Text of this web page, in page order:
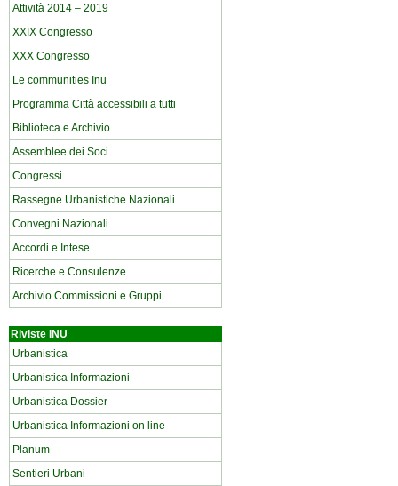
Attività 2014 – 2019
XXIX Congresso
XXX Congresso
Le communities Inu
Programma Città accessibili a tutti
Biblioteca e Archivio
Assemblee dei Soci
Congressi
Rassegne Urbanistiche Nazionali
Convegni Nazionali
Accordi e Intese
Ricerche e Consulenze
Archivio Commissioni e Gruppi
Riviste INU
Urbanistica
Urbanistica Informazioni
Urbanistica Dossier
Urbanistica Informazioni on line
Planum
Sentieri Urbani